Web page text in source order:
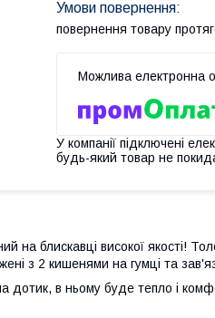
повернення товару
У компанії підключені
будь-який товар не
на блискавці високої якості!
з 2 кишенями на гумці та
дотик, в ньому буде тепло і